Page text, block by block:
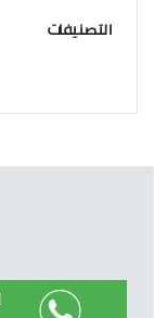
التصنيفات